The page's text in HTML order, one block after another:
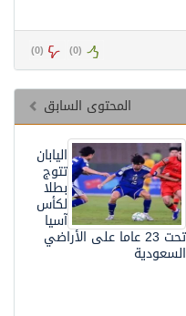
(
0
) (
0
)
المحتوى السابق
اليابان
تتوج
بطلا
لكأس
آسيا
تحت 23 عاما على الأراضي
السعودية